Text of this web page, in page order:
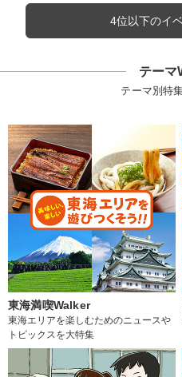
4位以下のイ
テーマ
テーマ別特
東海満喫Walker
東海エリアを楽しむためのニュースや
トピックスを大特集